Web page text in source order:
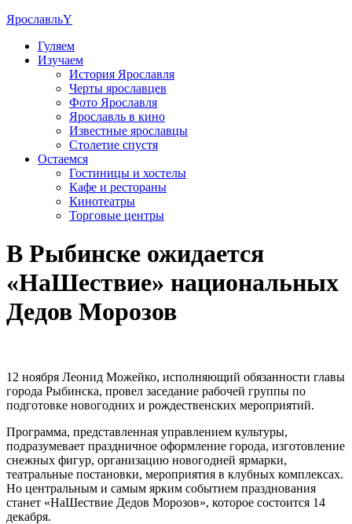
ЯрославльY
Гуляем
Изучаем
История Ярославля
Черты ярославцев
Фото Ярославля
Ярославль в кино
Известные ярославцы
Столетие спустя
Остаемся
Гостиницы и хостелы
Кафе и рестораны
Кинотеатры
Торговые центры
В Рыбинске ожидается
«НаШествие» национальных
Дедов Морозов
12 ноября Леонид Можейко, исполняющий обязанности главы
города Рыбинска, провел заседание рабочей группы по
подготовке новогодних и рождественских мероприятий.
Программа, представленная управлением культуры,
подразумевает праздничное оформление города, изготовление
снежных фигур, организацию новогодней ярмарки,
театральные постановки, мероприятия в клубных комплексах.
Но центральным и самым ярким событием празднования
станет «НаШествие Дедов Морозов», которое состоится 14
декабря.